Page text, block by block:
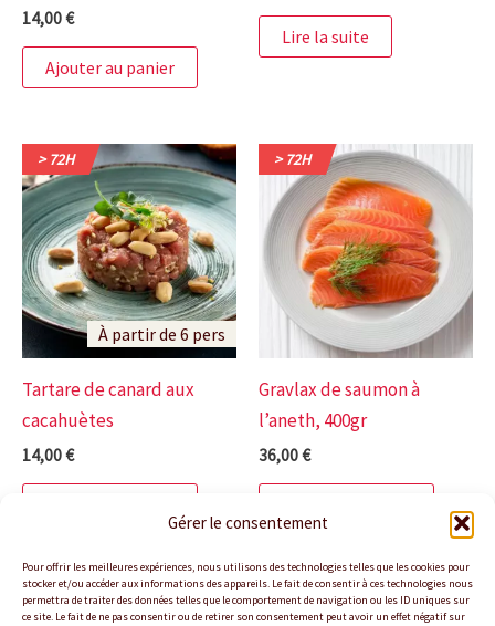
Gérer le consentement
Pour offrir les meilleures expériences, nous utilisons des technologies telles que les cookies pour
stocker et/ou accéder aux informations des appareils. Le fait de consentir à ces technologies nous
permettra de traiter des données telles que le comportement de navigation ou les ID uniques sur
ce site. Le fait de ne pas consentir ou de retirer son consentement peut avoir un effet négatif sur
14,00€
Ajouter au panier
Lire la suite
> 72H
À partir de 6 pers
Tartare de canard aux
cacahuètes
14,00€
> 72H
Gravlax de saumon à
l’aneth, 400gr
36,00€